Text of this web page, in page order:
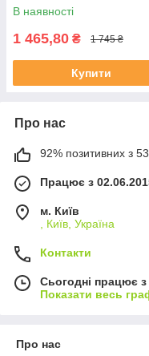
В наявності
1 465,80 ₴ 1 745 ₴
Купити
Про нас
92% позитивних з
Працює з
м. Київ
, Київ, Україна
Контакти
Сьогодні працює
Показати весь
Про нас